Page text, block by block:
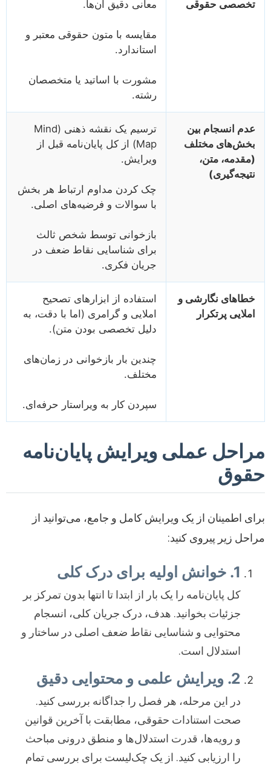
تخصصی حقوقی معانی دقیق آن‌ها.
مقایسه با متون حقوقی معتبر و
استاندارد.
مشورت با اساتید یا متخصصان
رشته.
عدم انسجام بین
بخش‌های مختلف
(مقدمه، متن،
نتیجه‌گیری)
ترسیم یک نقشه ذهنی (Mind
Map) از کل پایان‌نامه قبل از
ویرایش.
چک کردن مداوم ارتباط هر بخش
با سوالات و فرضیه‌های اصلی.
بازخوانی توسط شخص ثالث
برای شناسایی نقاط ضعف در
جریان فکری.
خطاهای نگارشی و
املایی پرتکرار
استفاده از ابزارهای تصحیح
املایی و گرامری (اما با دقت، به
دلیل تخصصی بودن متن).
چندین بار بازخوانی در زمان‌های
مختلف.
سپردن کار به ویراستار حرفه‌ای.
مراحل عملی ویرایش پایان‌نامه
حقوق
برای اطمینان از یک ویرایش کامل و جامع، می‌توانید از
مراحل زیر پیروی کنید:
1. خوانش اولیه برای درک کلی
کل پایان‌نامه را یک بار از ابتدا تا انتها بدون تمرکز بر
جزئیات بخوانید. هدف، درک جریان کلی، انسجام
محتوایی و شناسایی نقاط ضعف اصلی در ساختار و
استدلال است.
2. ویرایش علمی و محتوایی دقیق
در این مرحله، هر فصل را جداگانه بررسی کنید.
صحت استنادات حقوقی، مطابقت با آخرین قوانین
و رویه‌ها، قدرت استدلال‌ها و منطق درونی مباحث
را ارزیابی کنید. از یک چک‌لیست برای بررسی تمام